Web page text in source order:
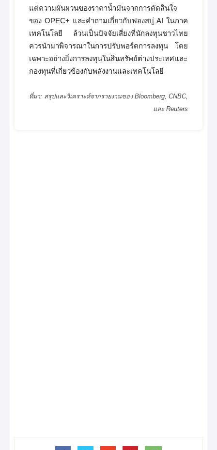
แต่ความผันผวนของราคาน้ำมันจากการตัดสินใจ
ของ OPEC+ และคำถามเกี่ยวกับฟองสบู่ AI ในภาค
เทคโนโลยี ล้วนเป็นปัจจัยเสี่ยงที่นักลงทุนชาวไทย
ควรนำมาพิจารณาในการปรับพอร์ตการลงทุน โดย
เฉพาะอย่างยิ่งการลงทุนในสินทรัพย์ต่างประเทศและ
กองทุนที่เกี่ยวข้องกับพลังงานและเทคโนโลยี
ที่มา: สรุปและวิเคราะห์จากรายงานของ Bloomberg, CNBC,
และ Reuters